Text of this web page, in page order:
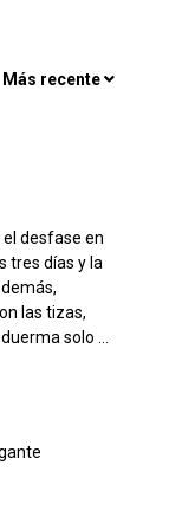
Más recente
el desfase en
tres días y la
las tizas,
solo